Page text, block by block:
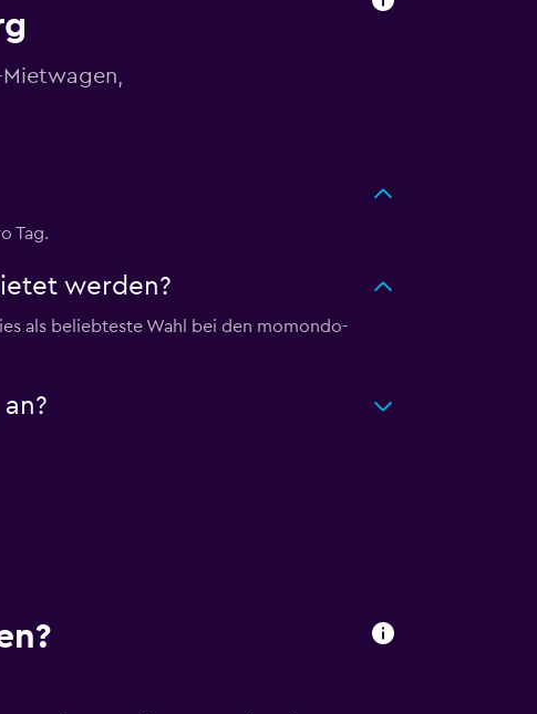
Tag.
werden?
als beliebteste Wahl bei den momondo-